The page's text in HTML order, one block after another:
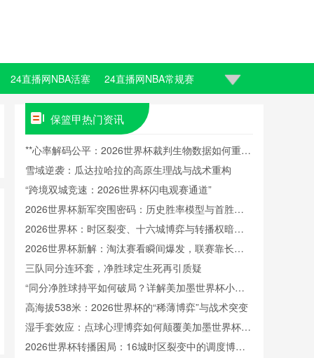
24直播网NBA活塞 24直播网NBA常规赛
保篮甲热门资讯
**心率解码公平：2026世界杯裁判生物数据如何重塑
判罚信任**
雪域逆袭：瓜达拉哈拉的高原生理战与战术重构
“跨境双城竞速：2026世界杯闪电观赛通道”
2026世界杯新军突围密码：历史胜率模型与首胜触
发阈值重构
2026世界杯：时区裂变、十六城博弈与转播权暗战
中的新世界秩序
2026世界杯新解：淘汰赛看瞬间爆发，联赛靠长线
续航
三队同分连环套，净胜球定生死再引质疑
“同分净胜球持平如何破局？详解美加墨世界杯小组
出线规则”
高海拔538米：2026世界杯的“稀薄博弈”与战术突变
湿手套效应：点球心理博弈如何颠覆美加墨世界杯门
将训练逻辑
2026世界杯转播困局：16城时区裂变中的调度博弈